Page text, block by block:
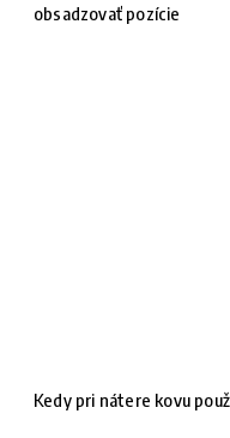
obsadzovať pozície
Kedy pri nátere kovu